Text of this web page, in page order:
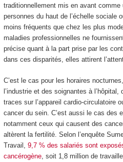
traditionnellement mis en avant
personnes du haut de l’échelle sociale
moins fréquents que chez les plus
maladies professionnelles ne
précise quant à la part prise par les
dans ces disparités, elles attirent
C’est le cas pour les horaires
l’industrie et des soignantes à
traces sur l’appareil cardio-circulatoire
cancer du sein. C’est aussi le cas des
notamment ceux qui causent des
altèrent la fertilité. Selon l’enquête
Travail, 9,7 % des salariés sont
cancérogène, soit 1,8 million de